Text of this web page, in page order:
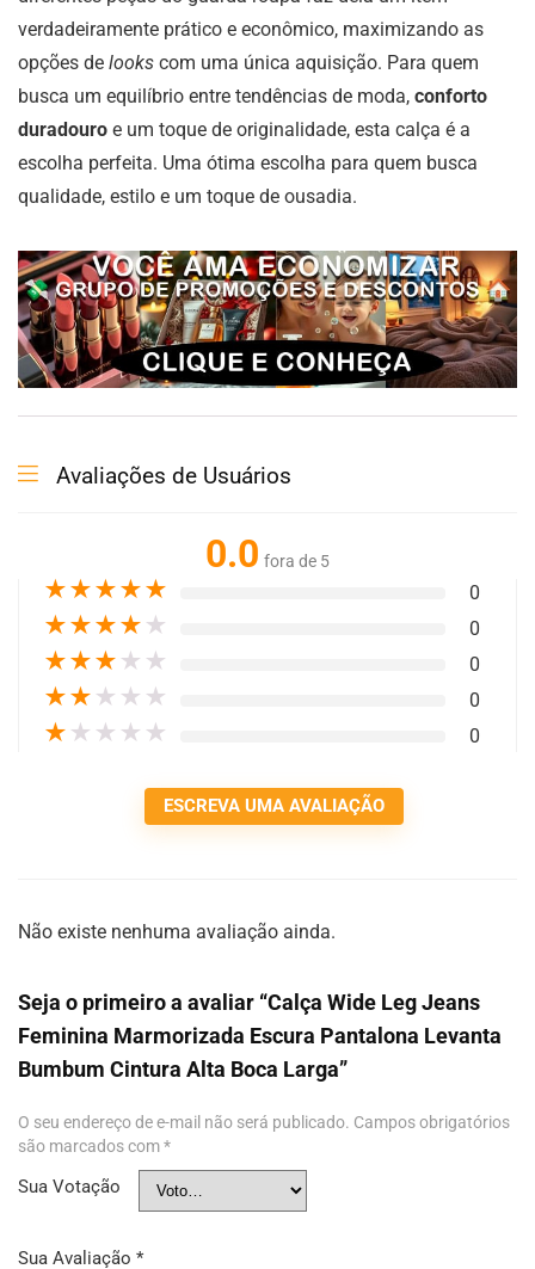
verdadeiramente prático e econômico, maximizando as
opções de looks com uma única aquisição. Para quem
busca um equilíbrio entre tendências de moda, conforto
duradouro e um toque de originalidade, esta calça é a
escolha perfeita. Uma ótima escolha para quem busca
qualidade, estilo e um toque de ousadia.
Avaliações de Usuários
0.0 fora de 5
★★★★★ 0
★★★★ ★ 0
★★★ ★ ★ 0
★★ ★ ★ ★ 0
★ ★ ★ ★ ★ 0
ESCREVA UMA AVALIAÇÃO
Não existe nenhuma avaliação ainda.
Seja o primeiro a avaliar “Calça Wide Leg Jeans
Feminina Marmorizada Escura Pantalona Levanta
Bumbum Cintura Alta Boca Larga”
O seu endereço de e-mail não será publicado. Campos obrigatórios
são marcados com*
Sua Votação
Sua Avaliação *